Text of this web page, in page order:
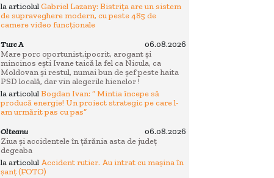
la articolulGabriel Lazany: Bistrița are un sistem
de supraveghere modern, cu peste 485 de
camere video funcționale
Turc A
06.08.2026
Mare porc oportunist,ipocrit, arogant și
mincinos ești Ivane taică la fel ca Nicula, ca
Moldovan și restul, numai bun de șef peste haita
PSD locală, dar vin alegerile hienelor !
la articolulBogdan Ivan: “ Mintia începe să
producă energie! Un proiect strategic pe care l-
am urmărit pas cu pas”
Olteanu
06.08.2026
Ziua și accidentele în țărănia asta de județ
degeaba
la articolul Accident rutier. Au intrat cu mașina în
șanț (FOTO)